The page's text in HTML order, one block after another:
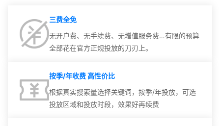
三费全免
无开户费、无手续费、无增值服务费…有限的预算
全部花在官方正规投放的刀刃上。
按季/年收费 高性价比
根据真实搜索量选择关键词，按季/年投放，可选
投放区域和投放时段，效果好再续费